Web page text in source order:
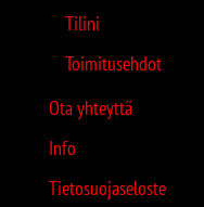
Tilini
Toimitusehdot
Ota yhteyttä
Info
Tietosuojaseloste